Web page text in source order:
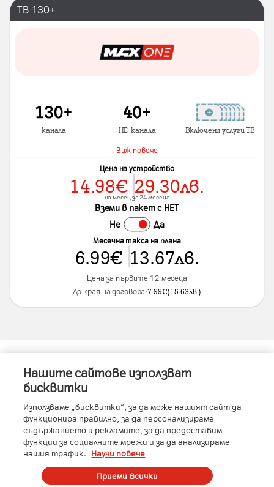
ТВ 130+
канала HD канала Включени услуги ТВ
Виж повече
Цена на устройство
14.98€ 29.30лв.
на месец за 24 месеца
Вземи в пакет с НЕТ
Не
Да
Месечна такса на плана
6.99€ 13.67лв.
Цена за първите 12 месеца
До края на договора:7.99€(15.63лв.)
Информация за устройството
Характеристики
Производител:Hisense
Условия
Нашите сайтове използват
бисквитки
Използваме „бисквитки“, за да може нашият сайт да
функционира правилно, за да персонализираме
съдържанието и рекламите, за да предоставим
функции за социалните мрежи и за да анализираме
нашия трафик. Научи повече
Приеми всички